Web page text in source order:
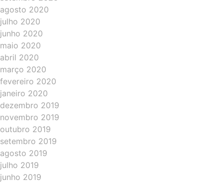
agosto 2020
julho 2020
junho 2020
maio 2020
abril 2020
março 2020
fevereiro 2020
janeiro 2020
dezembro 2019
novembro 2019
outubro 2019
setembro 2019
agosto 2019
julho 2019
junho 2019